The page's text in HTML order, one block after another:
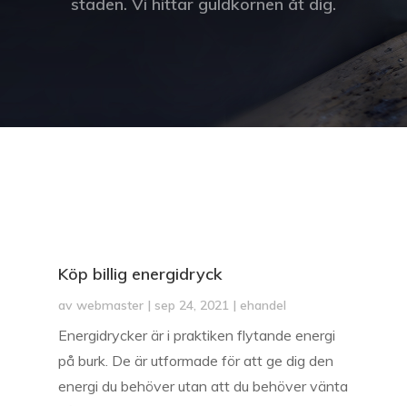
Köp billig energidryck
av webmaster| sep 24, 2021| ehandel
Energidrycker är i praktiken flytande energi
på burk. De är utformade för att ge dig den
energi du behöver utan att du behöver vänta